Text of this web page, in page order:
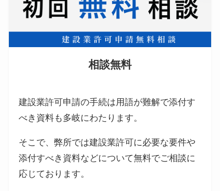
相談無料
建設業許可申請の手続は用語が難解で添付す
べき資料も多岐にわたります。
そこで、弊所では建設業許可に必要な要件や
添付すべき資料などについて無料でご相談に
応じております。